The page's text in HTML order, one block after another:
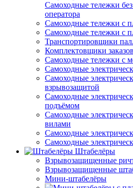
Самоходные тележки
оператора
Самоходные тележки с
Самоходные тележки с
Транспортировщики
Комплектовщики заказов
Самоходные тележки с
Самоходные
Самоходные
взрывозащитой
Самоходные
подъёмом
Самоходные
вилами
Самоходные
Самоходные
Штабелёры
Взрывозащищенные
Взрывозащищенные
Мини-штабелёры